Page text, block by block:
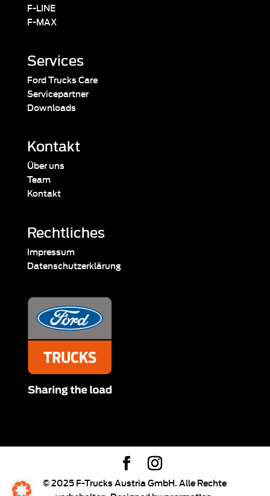
F-LINE
F-MAX
Services
Ford Trucks Care
Servicepartner
Downloads
Kontakt
Über uns
Team
Kontakt
Rechtliches
Impressum
Datenschutzerklärung
© 2025 F-Trucks Austria GmbH. Alle Rechte